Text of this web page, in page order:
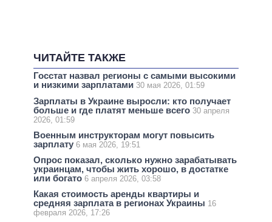
ЧИТАЙТЕ ТАКЖЕ
Госстат назвал регионы с самыми высокими
и низкими зарплатами 30 мая 2026, 01:59
Зарплаты в Украине выросли: кто получает
больше и где платят меньше всего 30 апреля
2026, 01:59
Военным инструкторам могут повысить
зарплату 6 мая 2026, 19:51
Опрос показал, сколько нужно зарабатывать
украинцам, чтобы жить хорошо, в достатке
или богато 6 апреля 2026, 03:58
Какая стоимость аренды квартиры и
средняя зарплата в регионах Украины 16
февраля 2026, 17:26